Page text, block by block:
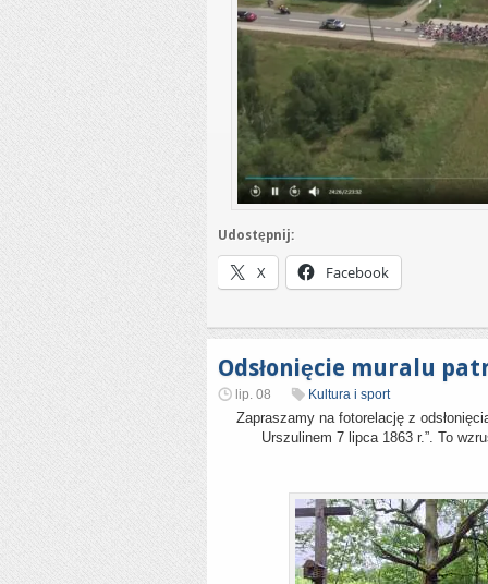
Udostępnij:
X Facebook
Odsłonięcie muralu
lip. 08 Kultura i sport
Zapraszamy na fotorelację z
Urszulinem 7 lipca 1863 r.”. To